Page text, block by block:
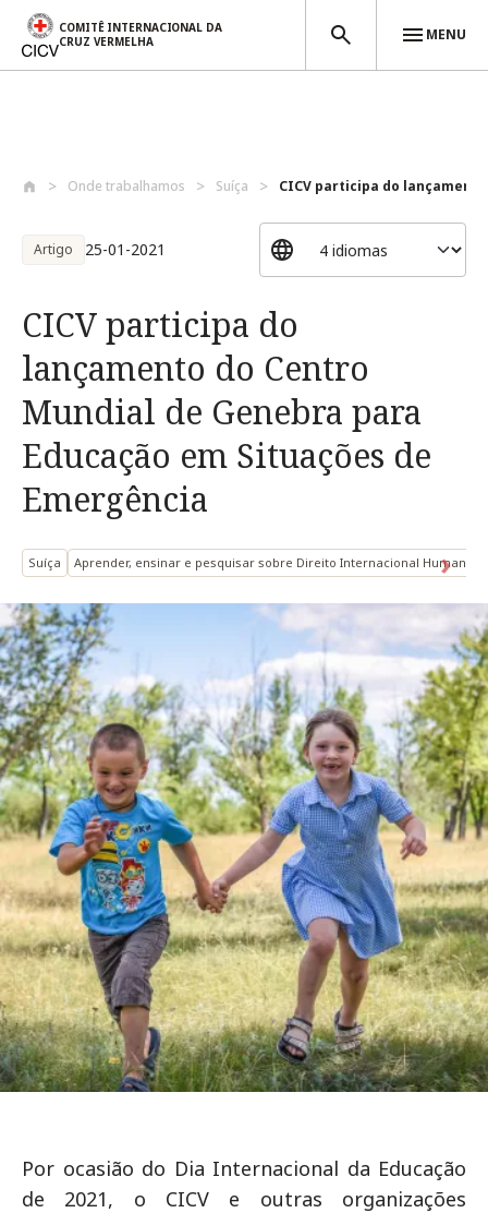
COMITÊ INTERNACIONAL DA
CRUZ VERMELHA
MENU
Onde trabalhamos Suíça CICV participa do
Artigo 25-01-2021
CICV participa do
lançamento do Centro
Mundial de Genebra para
Educação em Situações de
Emergência
Suíça Aprender, ensinar e pesquisar sobre Direito Internacional
Por ocasião do Dia Internacional da Educação
de 2021, o CICV e outras organizações